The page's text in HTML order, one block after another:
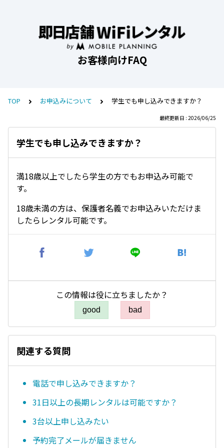
お客様向けFAQ
TOP お申込みについて 学生でも申し込みできますか？
最終更新日 : 2026/06/25
学生でも申し込みできますか？
満18歳以上でしたら学生の方でもお申込み可能で
す。
18歳未満の方は、保護者名義でお申込みいただけま
したらレンタル可能です。
この情報は役に立ちましたか？
good bad
関連する質問
電話で申し込みできますか？
31日以上の長期レンタルは可能ですか？
3台以上申し込みたい
予約完了メールが届きません